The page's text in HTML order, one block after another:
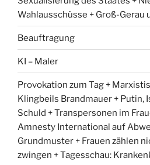
Wahlausschüsse + Groß-Gerau
Beauftragung
KI – Maler
Provokation zum Tag +
Klingbeils Brandmauer + Putin,
Schuld + Transpersonen im
Amnesty International auf
Grundmuster + Frauen zählen
zwingen + Tagesschau: